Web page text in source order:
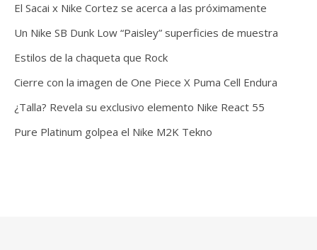
El Sacai x Nike Cortez se acerca a las próximamente
Un Nike SB Dunk Low “Paisley” superficies de muestra
Estilos de la chaqueta que Rock
Cierre con la imagen de One Piece X Puma Cell Endura
¿Talla? Revela su exclusivo elemento Nike React 55
Pure Platinum golpea el Nike M2K Tekno